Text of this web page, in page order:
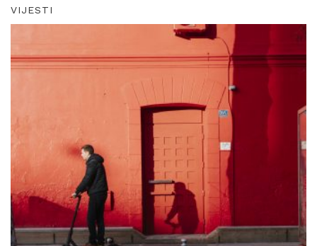
VIJESTI